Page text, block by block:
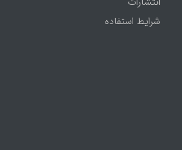
شرایط استفاده